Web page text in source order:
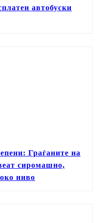
автобуски
Граѓаните на
сиромашно,
ниво